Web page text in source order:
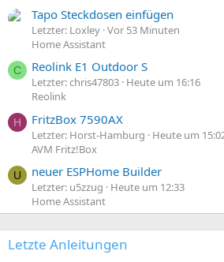
Tapo Steckdosen einfügen
Letzter: Loxley Vor 53 Minuten
Home Assistant
C Reolink E1 Outdoor S
Letzter: chris47803 Heute um 16:16
Reolink
H FritzBox 7590AX
Letzter: Horst-Hamburg
Heute um
AVM Fritz!Box
U neuer ESPHome Builder
Letzter: u5zzug
Heute um 12:33
Home Assistant
Letzte Anleitungen